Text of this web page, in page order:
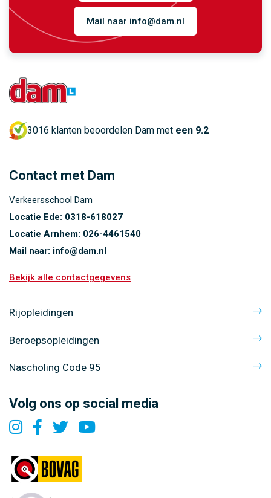
Mail naar info@dam.nl
3016 klanten beoordelen Dam met een 9.2
Contact met Dam
Verkeersschool Dam
Locatie Ede: 0318-618027
Locatie Arnhem: 026-4461540
Mail naar: info@dam.nl
Bekijk alle contactgegevens
Rijopleidingen
Beroepsopleidingen
Nascholing Code 95
Volg ons op social media